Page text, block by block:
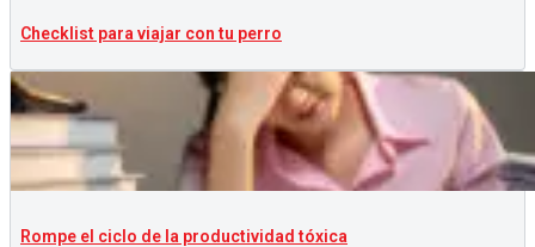
Checklist para viajar con tu perro
Rompe el ciclo de la productividad tóxica